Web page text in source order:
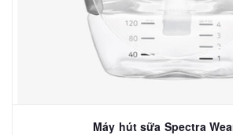
Máy hút sữa Spectra